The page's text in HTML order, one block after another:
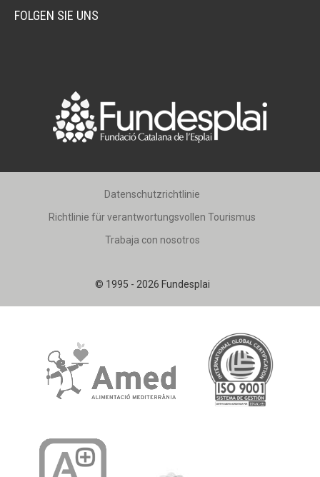
FOLGEN SIE UNS
© 1995 - 2026 Fundesplai
Datenschutzrichtlinie
Richtlinie für verantwortungsvollen Tourismus
Trabaja con nosotros